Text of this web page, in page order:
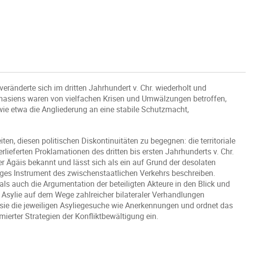
sich im dritten Jahrhundert v. Chr. wiederholt und
waren von vielfachen Krisen und Umwälzungen betroffen,
etwa die Angliederung an eine stabile Schutzmacht,
diesen politischen Diskontinuitäten zu begegnen: die territoriale
Proklamationen des dritten bis ersten Jahrhunderts v. Chr.
Ägäis bekannt und lässt sich als ein auf Grund der desolaten
Instrument des zwischenstaatlichen Verkehrs beschreiben.
auch die Argumentation der beteiligten Akteure in den Blick und
auf dem Wege zahlreicher bilateraler Verhandlungen
die jeweiligen Asyliegesuche wie Anerkennungen und ordnet das
Strategien der Konfliktbewältigung ein.